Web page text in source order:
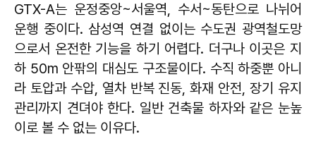
GTX-A는 운정중앙~서울역, 수서~동탄으로 나뉘어
운행 중이다. 삼성역 연결 없이는 수도권 광역철도망
으로서 온전한 기능을 하기 어렵다. 더구나 이곳은 지
하 50m 안팎의 대심도 구조물이다. 수직 하중뿐 아니
라 토압과 수압, 열차 반복 진동, 화재 안전, 장기 유지
관리까지 견뎌야 한다. 일반 건축물 하자와 같은 눈높
이로 볼 수 없는 이유다.